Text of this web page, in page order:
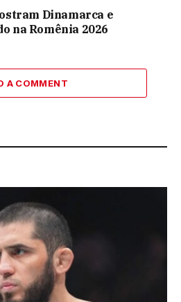
Dinamarca e
na Romênia 2026
A COMMENT